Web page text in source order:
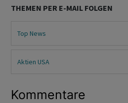
THEMEN PER E-MAIL FOLGEN
Top News
Aktien USA
Kommentare